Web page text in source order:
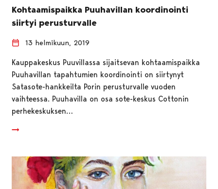
Kohtaamispaikka Puuhavillan koordinointi
siirtyi perusturvalle
13 helmikuun, 2019
Kauppakeskus Puuvillassa sijaitsevan kohtaamispaikka
Puuhavillan tapahtumien koordinointi on siirtynyt
Satasote-hankkeilta Porin perusturvalle vuoden
vaihteessa. Puuhavilla on osa sote-keskus Cottonin
perhekeskuksen…